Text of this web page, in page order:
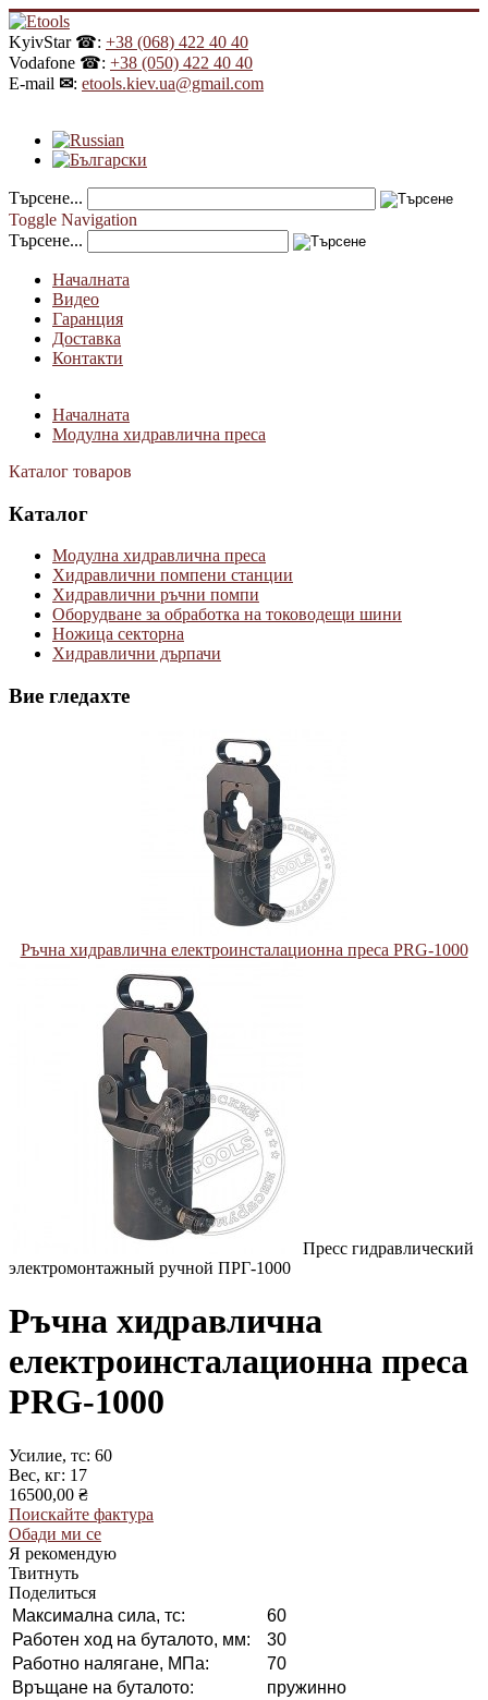
KyivStar ☎: +38 (068) 422 40 40
Vodafone ☎: +38 (050) 422 40 40
E-mail ✉: etools.kiev.ua@gmail.com
Търсене...
Toggle Navigation
Търсене...
Началната
Видео
Гаранция
Доставка
Контакти
Началната
Модулна хидравлична преса
Каталог товаров
Каталог
Модулна хидравлична преса
Хидравлични помпени станции
Хидравлични ръчни помпи
Оборудване за обработка на тоководещи шини
Ножица секторна
Хидравлични дърпачи
Вие гледахте
Ръчна хидравлична електроинсталационна преса PRG-1000
Пресс гидравлический
электромонтажный ручной ПРГ-1000
Ръчна хидравлична
електроинсталационна преса
PRG-1000
Усилие, тс: 60
Вес, кг: 17
16500,00 ₴
Поискайте фактура
Обади ми се
Я рекомендую
Твитнуть
Поделиться
Максимална сила, тс:
60
Работен ход на буталото, мм:
30
Работно налягане, МПа:
70
Връщане на буталото:
пружинно